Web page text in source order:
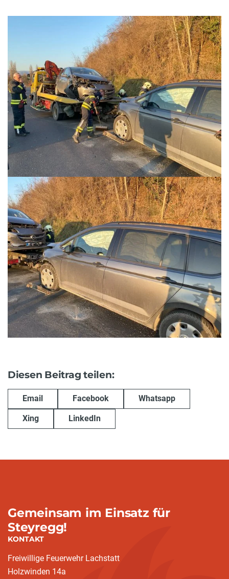
Diesen Beitrag teilen:
Email Facebook Whatsapp
Xing LinkedIn
Gemeinsam im Einsatz für
Steyregg!
KONTAKT
Freiwillige Feuerwehr Lachstatt
Holzwinden 14a